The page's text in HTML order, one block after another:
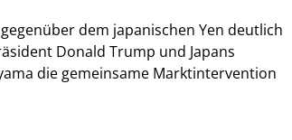
dem japanischen Yen deutlich
Donald Trump und Japans
die gemeinsame Marktintervention